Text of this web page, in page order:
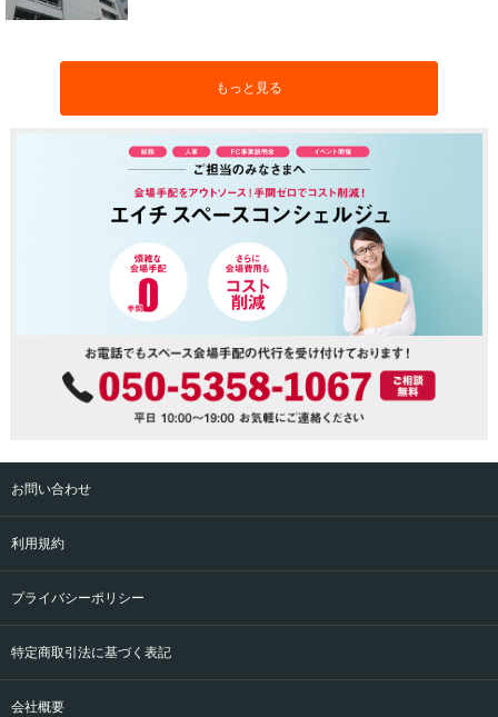
もっと見る
お問い合わせ
利用規約
プライバシーポリシー
特定商取引法に基づく表記
会社概要